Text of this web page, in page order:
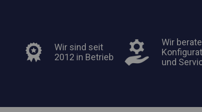
Wir sind seit
2012 in Betrieb
Wir
und